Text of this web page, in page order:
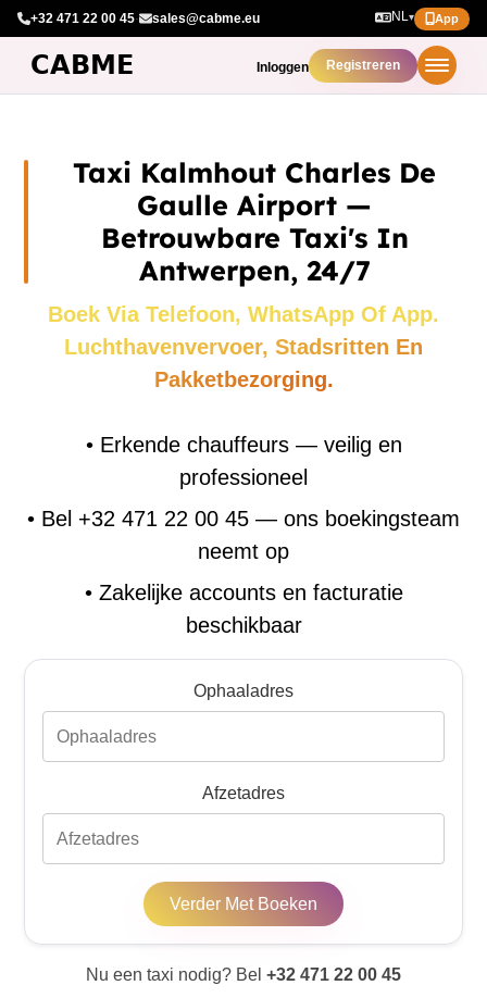
+32 471 22 00 45· sales@cabme.eu NL▾ App
Inloggen Registreren
Taxi Kalmhout Charles De
Gaulle Airport —
Betrouwbare Taxi's In
Antwerpen, 24/7
Boek Via Telefoon, WhatsApp Of App.
Luchthavenvervoer, Stadsritten En
Pakketbezorging.
• Erkende chauffeurs — veilig en
professioneel
• Bel +32 471 22 00 45 — ons boekingsteam
neemt op
• Zakelijke accounts en facturatie
beschikbaar
Ophaaladres
Afzetadres
Verder Met Boeken
Nu een taxi nodig? Bel +32 471 22 00 45